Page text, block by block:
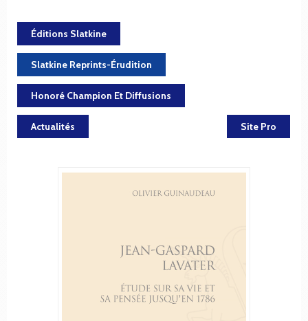
Éditions Slatkine
Slatkine Reprints-Érudition
Honoré Champion Et Diffusions
Actualités Site Pro